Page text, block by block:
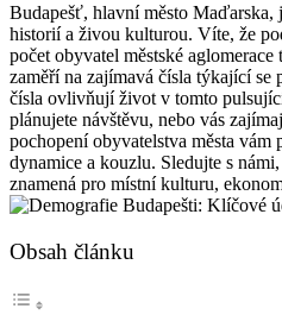
Budapešť, hlavní město Maďarska,
historií a živou kulturou. Víte, že
počet obyvatel městské
zaměří na zajímavá čísla týkající se
čísla ovlivňují život v tomto
plánujete návštěvu, nebo vás
pochopení obyvatelstva města vám
dynamice a kouzlu. Sledujte s
znamená pro místní kulturu,
Obsah článku